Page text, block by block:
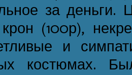
за деньги.
(100р),
и
костюмах.